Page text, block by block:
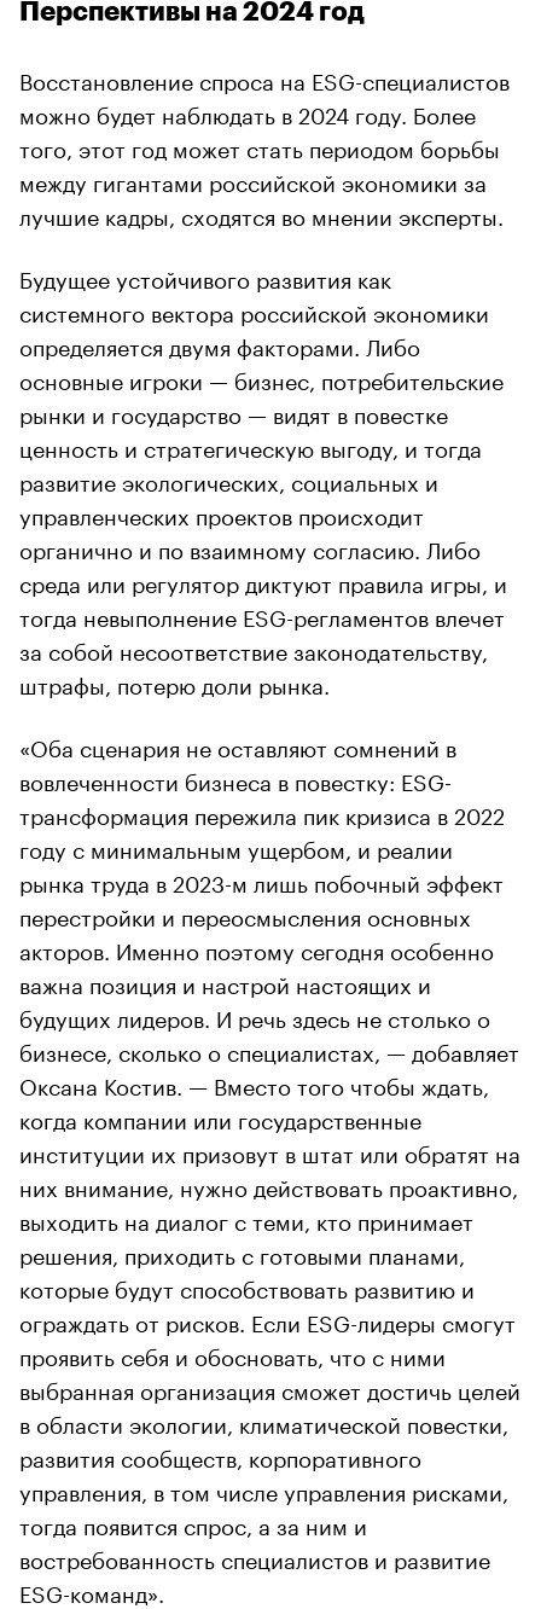
Перспективы на 2024 год
Восстановление спроса на ESG-специалистов
можно будет наблюдать в 2024 году. Более
того, этот год может стать периодом борьбы
между гигантами российской экономики за
лучшие кадры, сходятся во мнении эксперты.
Будущее устойчивого развития как
системного вектора российской экономики
определяется двумя факторами. Либо
основные игроки — бизнес, потребительские
рынки и государство — видят в повестке
ценность и стратегическую выгоду, и тогда
развитие экологических, социальных и
управленческих проектов происходит
органично и по взаимному согласию. Либо
среда или регулятор диктуют правила игры, и
тогда невыполнение ESG-регламентов влечет
за собой несоответствие законодательству,
штрафы, потерю доли рынка.
«Оба сценария не оставляют сомнений в
вовлеченности бизнеса в повестку: ESG-
трансформация пережила пик кризиса в 2022
году с минимальным ущербом, и реалии
рынка труда в 2023-м лишь побочный эффект
перестройки и переосмысления основных
акторов. Именно поэтому сегодня особенно
важна позиция и настрой настоящих и
будущих лидеров. И речь здесь не столько о
бизнесе, сколько о специалистах, — добавляет
Оксана Костив. — Вместо того чтобы ждать,
когда компании или государственные
институции их призовут в штат или обратят на
них внимание, нужно действовать проактивно,
выходить на диалог с теми, кто принимает
решения, приходить с готовыми планами,
которые будут способствовать развитию и
ограждать от рисков. Если ESG-лидеры смогут
проявить себя и обосновать, что с ними
выбранная организация сможет достичь целей
в области экологии, климатической повестки,
развития сообществ, корпоративного
управления, в том числе управления рисками,
тогда появится спрос, а за ним и
востребованность специалистов и развитие
ESG-команд».